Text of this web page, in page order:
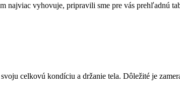
najviac vyhovuje, pripravili sme pre vás prehľadnú
celkovú kondíciu a držanie tela. Dôležité je